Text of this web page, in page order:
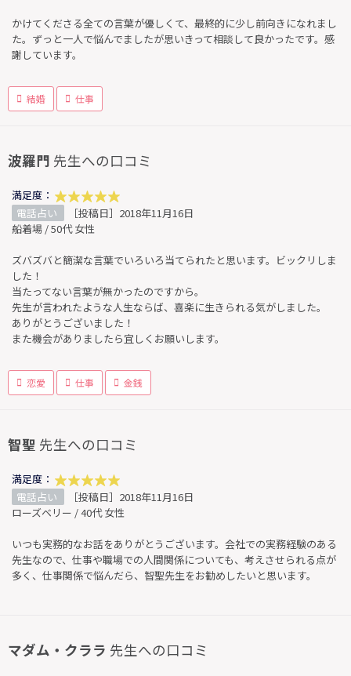
かけてくださる全ての言葉が優しくて、最終的に少し前向きになれまし
た。ずっと一人で悩んでましたが思いきって相談して良かったです。感
謝しています。
結婚 仕事
波羅門 先生への口コミ
満足度：
電話占い
［投稿日］2018年11月16日
船着場 / 50代 女性
ズバズバと簡潔な言葉でいろいろ当てられたと思います。ビックリしま
した！
当たってない言葉が無かったのですから。
先生が言われたような人生ならば、喜楽に生きられる気がしました。
ありがとうございました！
また機会がありましたら宜しくお願いします。
恋愛 仕事 金銭
智聖 先生への口コミ
満足度：
電話占い
［投稿日］2018年11月16日
ローズベリー / 40代 女性
いつも実務的なお話をありがとうございます。会社での実務経験のある
先生なので、仕事や職場での人間関係についても、考えさせられる点が
多く、仕事関係で悩んだら、智聖先生をお勧めしたいと思います。
マダム・クララ 先生への口コミ